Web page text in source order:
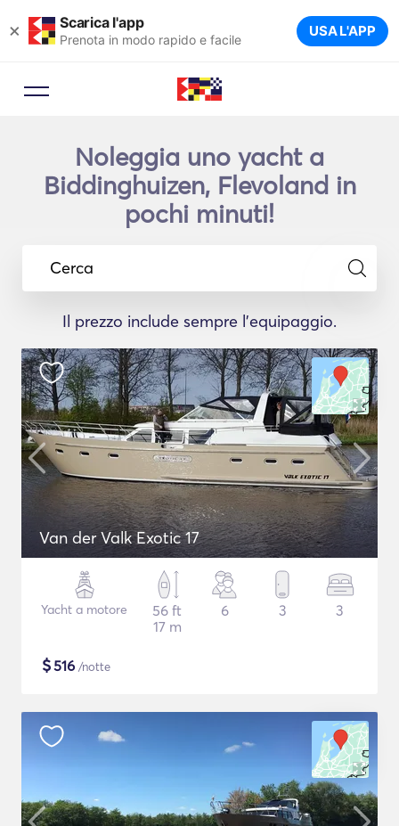
× Scarica l'app
Prenota in modo rapido e facile USA L'APP
Noleggia uno yacht a
Biddinghuizen, Flevoland in
pochi minuti!
Cerca
Il prezzo include sempre l'equipaggio.
Van der Valk Exotic 17
Yacht a motore
56 ft
17 m
6 3 3
$516 /notte